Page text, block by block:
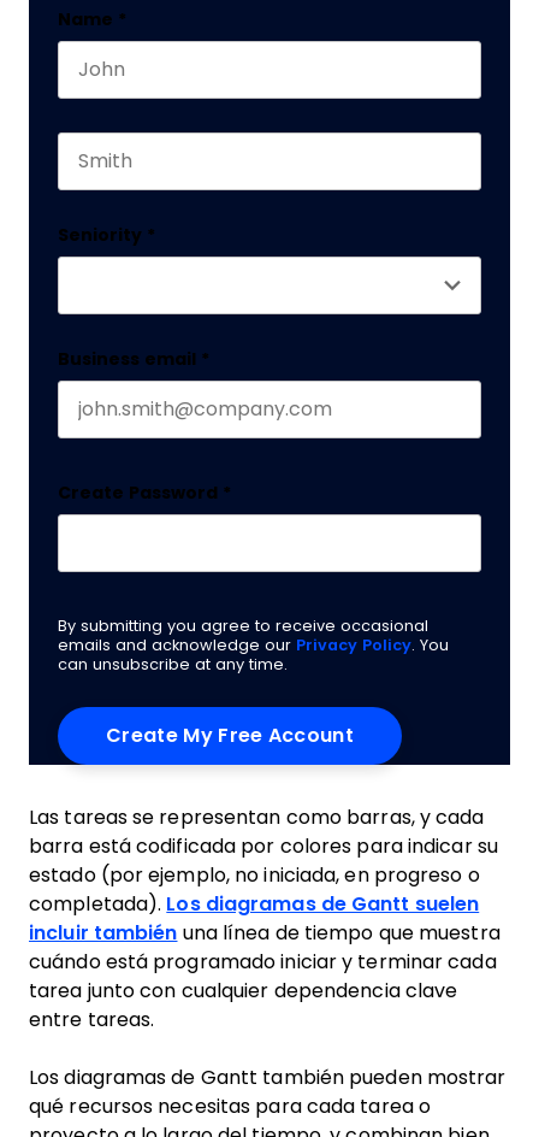
URL
Name *
Seniority *
Business email *
Create Password *
By submitting you agree to receive occasional
emails and acknowledge our Privacy Policy. You
can unsubscribe at any time.
Las tareas se representan como barras, y cada
barra está codificada por colores para indicar su
estado (por ejemplo, no iniciada, en progreso o
completada). Los diagramas de Gantt suelen
incluir también una línea de tiempo que muestra
cuándo está programado iniciar y terminar cada
tarea junto con cualquier dependencia clave
entre tareas.
Los diagramas de Gantt también pueden mostrar
qué recursos necesitas para cada tarea o